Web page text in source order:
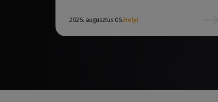
2026. augusztus 06.Helyi